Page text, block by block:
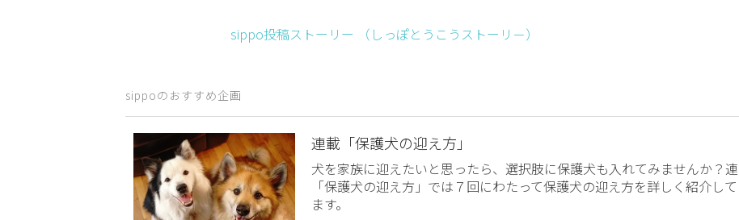
sippo投稿ストーリー （しっぽとうこうストーリ－）
sippoのおすすめ企画
連載「保護犬の迎え方」
犬を家族に迎えたいと思ったら、選択肢に保護犬も入れてみませんか？
「保護犬の迎え方」では７回にわたって保護犬の迎え方を詳しく紹介し
ます。